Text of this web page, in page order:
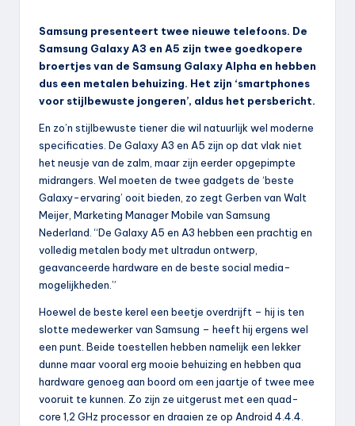
Samsung presenteert twee nieuwe telefoons. De
Samsung Galaxy A3 en A5 zijn twee goedkopere
broertjes van de Samsung Galaxy Alpha en hebben
dus een metalen behuizing. Het zijn ‘smartphones
voor stijlbewuste jongeren’, aldus het persbericht.
En zo’n stijlbewuste tiener die wil natuurlijk wel moderne
specificaties. De Galaxy A3 en A5 zijn op dat vlak niet
het neusje van de zalm, maar zijn eerder opgepimpte
midrangers. Wel moeten de twee gadgets de ‘beste
Galaxy-ervaring’ ooit bieden, zo zegt Gerben van Walt
Meijer, Marketing Manager Mobile van Samsung
Nederland. “De Galaxy A5 en A3 hebben een prachtig en
volledig metalen body met ultradun ontwerp,
geavanceerde hardware en de beste social media-
mogelijkheden.”
Hoewel de beste kerel een beetje overdrijft – hij is ten
slotte medewerker van Samsung – heeft hij ergens wel
een punt. Beide toestellen hebben namelijk een lekker
dunne maar vooral erg mooie behuizing en hebben qua
hardware genoeg aan boord om een jaartje of twee mee
vooruit te kunnen. Zo zijn ze uitgerust met een quad-
core 1,2 GHz processor en draaien ze op Android 4.4.4.